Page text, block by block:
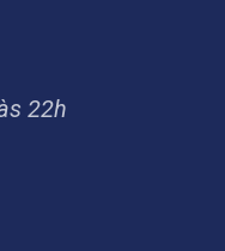
22h